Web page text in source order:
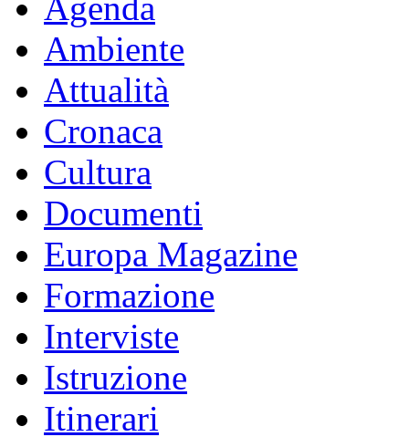
Ambiente
Attualità
Cronaca
Cultura
Documenti
Europa Magazine
Formazione
Interviste
Istruzione
Itinerari